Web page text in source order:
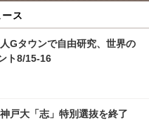
ス
Gタウンで自由研究、世界の
ト8/15-16
戸大「志」特別選抜を終了